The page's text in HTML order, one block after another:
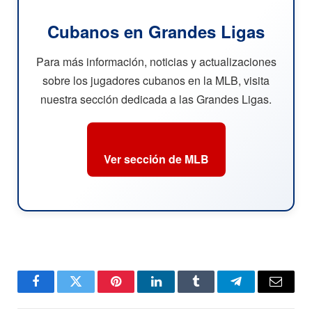
Cubanos en Grandes Ligas
Para más información, noticias y actualizaciones
sobre los jugadores cubanos en la MLB, visita
nuestra sección dedicada a las Grandes Ligas.
Ver sección de MLB
FacebookTwitter PinterestLinkedInTumblr TelegramEmail